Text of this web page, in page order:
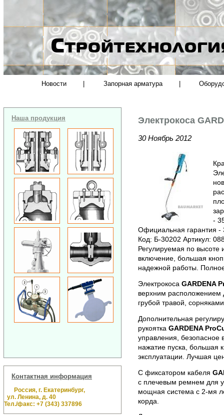
Новости Запорная арматура
Наша продукция
Контактная информация
Россия, г. Екатеринбург,
ул. Ленина, д. 40
Тел./факс: +7 (343) 337896
Электрокоса
30 Ноябрь 2012
-
Официальная гарантия -
Код: Б-30202 Артикул:
Регулируемая по высоте
включение, большая
надежной работы.
Электрокоса GARDENA
верхним расположением
грубой травой,
Дополнительная
рукоятка GARDENA
управления, безопасное
нажатие пуска, большая
эксплуатации. Лучшая
С фиксатором кабеля
с плечевым ремнем для
мощная система с 2-мя
корда.